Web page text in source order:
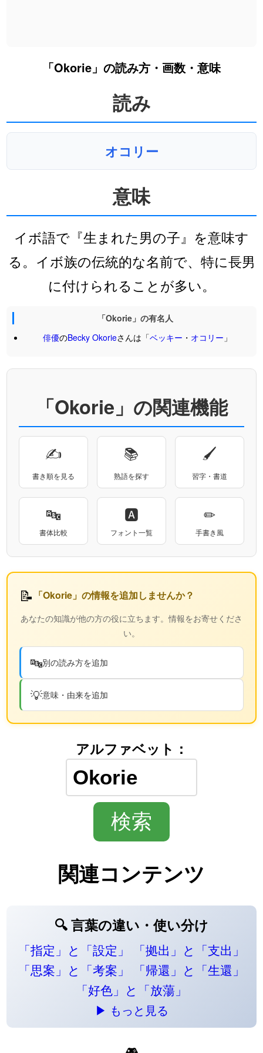
「Okorie」の読み方・画数・意味
読み
オコリー
意味
イボ語で『生まれた男の子』を意味す
る。イボ族の伝統的な名前で、特に長男
に付けられることが多い。
「Okorie」の有名人
俳優のBecky Okorieさんは「ベッキー ・ オコリー 」
「Okorie」の関連機能
✍
書き順を見る
📚
熟語を探す
🖌
習字・書道
🔤
書体比較
🅰
フォント一覧
✏
手書き風
📝 「Okorie」の情報を追加しませんか？
あなたの知識が他の方の役に立ちます。情報をお寄せくださ
い。
🔤別の読み方を追加
💡意味・由来を追加
アルファベット：
関連コンテンツ
🔍 言葉の違い・使い分け
「指定」と「設定」
「拠出」と「支出」
「思案」と「考案」
「帰還」と「生還」
「好色」と「放蕩」
▶ もっと見る